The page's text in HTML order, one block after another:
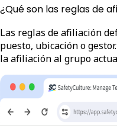
¿Qué son las reglas de
Las reglas de afiliación
puesto, ubicación o
la afiliación al grupo